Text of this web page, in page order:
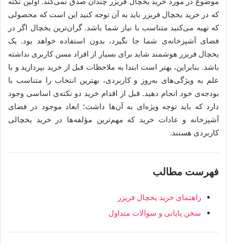
که در خرید یخچال فریزر باید به آن توجه کنید این است که محصولی
که تهیه می‌کنید متناسب با نیاز شما باشد. گران‌ترین یخچال اگر در
فضای آشپزخانه‌ی شما جا نگیرد، بدون استفاده خواهد بود. یک
یخچال فریزر هوشمند شاید برای بسیار از افراد مسن کاربری نداشته
باشد. بنابراین، بهتر است ابتدا به ملاحظات قبل از خرید بپردازید و با
علم به ویژگی‌های به‌روز و کاربردی، بهترین انتخاب را متناسب با
بودجه‌ی خود انجام دهید. قبل از اقدام خرید دو نکته‌ی اساسی وجود
دارد که باید توجه ویژه‌ای به آن‌ها داشت؛ ابعاد موجود در فضای
آشپزخانه و عادات خرید که مهم‌ترین مؤلفه‌ها در خرید یخچالی
کاربردی هستند.
فهرست مطالب
راهنمای خرید یخچال فریزر
سخن پایانی و سوالات متداول